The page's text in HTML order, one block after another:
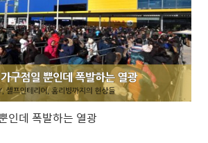
인데 폭발하는 열광